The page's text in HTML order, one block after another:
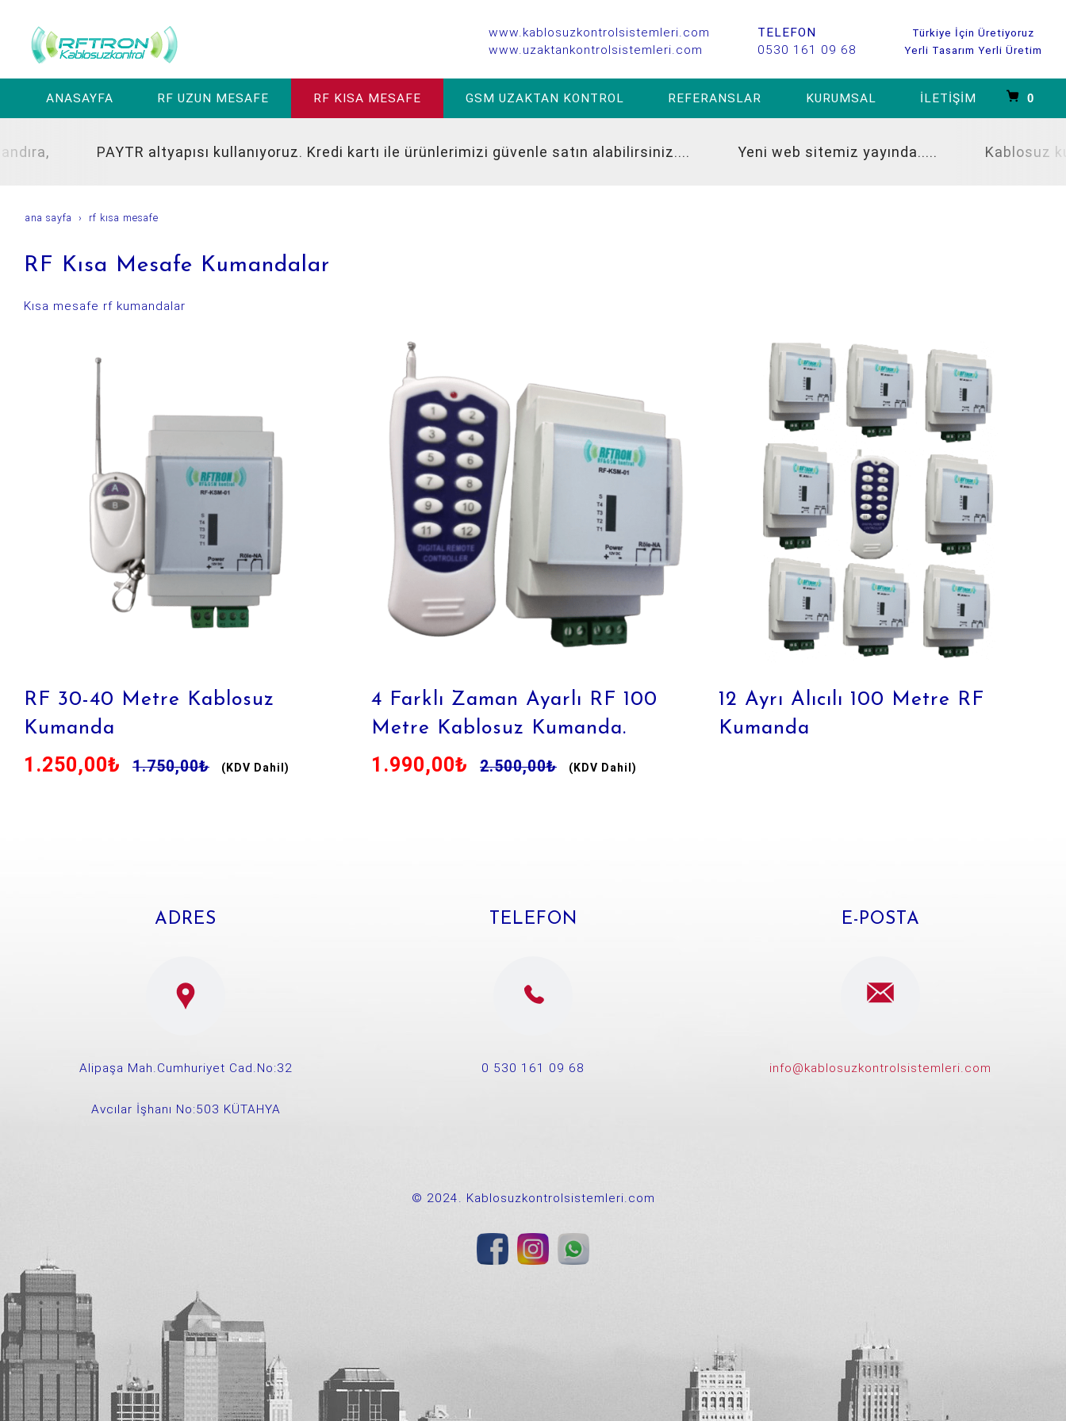
Türkiye İçin Üretiyoruz
Yerli Tasarım Yerli Üretim
TELEFON
0530 161 09 68
www.kablosuzkontrolsistemleri.com
www.uzaktankontrolsistemleri.com
ANASAYFA RF UZUN MESAFE RF KISA MESAFE GSM UZAKTAN KONTROL REFERANSLAR KURUMSAL İLETIŞIM 0
PAYTR altyapısı kullanıyoruz. Kredi kartı ile ürünlerimizi güvenle satın alabilirsiniz.... Yeni web sitemiz yayında..... Kablosuz
ana sayfa rf kısa mesafe
RF Kısa Mesafe Kumandalar
Kısa mesafe rf kumandalar
RF 30-40 Metre Kablosuz
Kumanda
1.250,00₺ 1.750,00₺
4 Farklı Zaman Ayarlı RF 100
Metre Kablosuz Kumanda.
1.990,00₺ 2.500,00₺
12 Ayrı Alıcılı 100 Metre RF
Kumanda
ADRES
Alipaşa Mah.Cumhuriyet Cad.No:32
Avcılar İşhanı No:503 KÜTAHYA
TELEFON
0 530 161 09 68
E-POSTA
info@kablosuzkontrolsistemleri.com
© 2024. Kablosuzkontrolsistemleri.com